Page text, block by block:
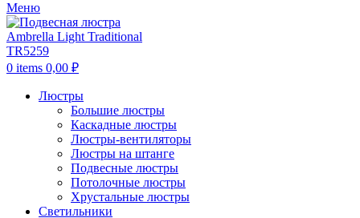
Меню
0 items 0,00 ₽
Люстры
Большие люстры
Каскадные люстры
Люстры-вентиляторы
Люстры на штанге
Подвесные люстры
Потолочные люстры
Хрустальные люстры
Светильники